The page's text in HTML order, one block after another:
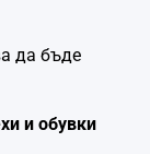
да бъде
и обувки